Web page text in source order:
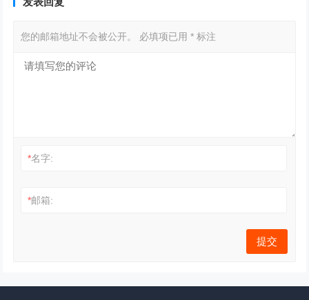
您的邮箱地址不会被公开。 必填项已用* 标注
*名字:
*邮箱: